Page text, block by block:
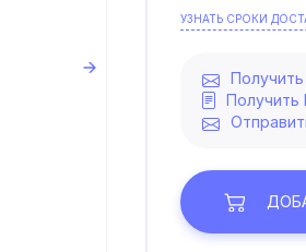
УЗНАТЬ СРОКИ
Получить